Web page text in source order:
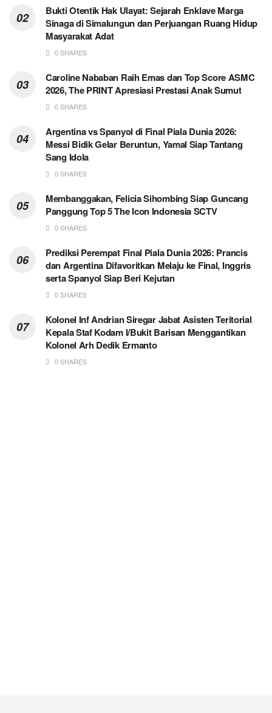
Bukti Otentik Hak Ulayat: Sejarah Enklave Marga
Sinaga di Simalungun dan Perjuangan Ruang Hidup
Masyarakat Adat
0 SHARES
Caroline Nababan Raih Emas dan Top Score ASMC
2026, The PRINT Apresiasi Prestasi Anak Sumut
0 SHARES
Argentina vs Spanyol di Final Piala Dunia 2026:
Messi Bidik Gelar Beruntun, Yamal Siap Tantang
Sang Idola
0 SHARES
Membanggakan, Felicia Sihombing Siap Guncang
Panggung Top 5 The Icon Indonesia SCTV
0 SHARES
Prediksi Perempat Final Piala Dunia 2026: Prancis
dan Argentina Difavoritkan Melaju ke Final, Inggris
serta Spanyol Siap Beri Kejutan
0 SHARES
Kolonel Inf Andrian Siregar Jabat Asisten Teritorial
Kepala Staf Kodam I/Bukit Barisan Menggantikan
Kolonel Arh Dedik Ermanto
0 SHARES